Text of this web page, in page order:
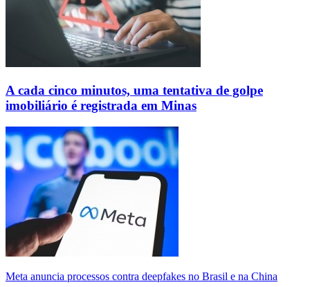
A cada cinco minutos, uma tentativa de golpe
imobiliário é registrada em Minas
Meta anuncia processos contra deepfakes no Brasil e na China